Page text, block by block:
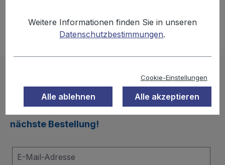
Melden Sie sich jetzt zu unseremNewsletter
nächste Bestellung!
Weitere Informationen finden Sie in unseren
Datenschutzbestimmungen.
Cookie-Einstellungen
Alle ablehnen Alle akzeptieren